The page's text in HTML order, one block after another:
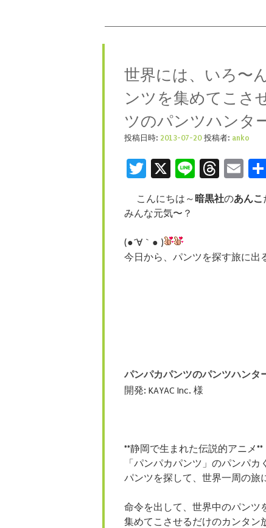
メニュー
世界には、いろ〜
ンツを集めてこさ
ツのパンツハンタ
投稿日時: 2013-07-20投稿者: anko
Twitter
X Line
こんにちは～ 暗黒社のあんこ
みんな元気〜？
(●´∀｀● )
今日から、パンツを探す旅に出
パンパカパンツのパンツハンタ
開発: KAYAC Inc. 様
**静岡で生まれた伝説的アニメ**
「パンパカパンツ」のパンパカ
パンツを探して、世界一周の旅
命令を出して、世界中のパンツ
集めてこさせるだけのカンタン放